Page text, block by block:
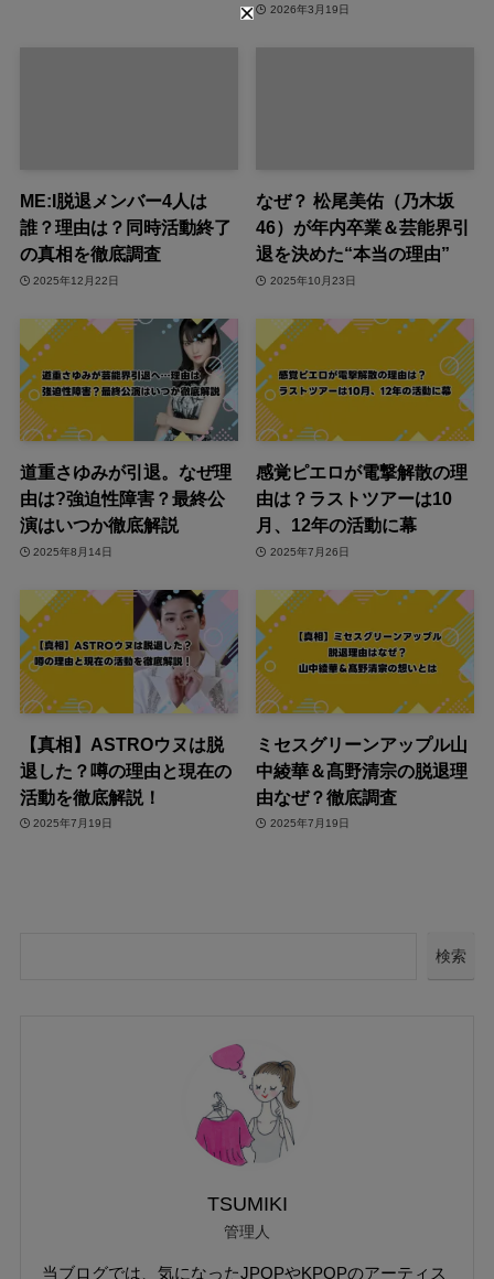
2026年3月19日
ME:I脱退メンバー4人は
誰？理由は？同時活動終了
の真相を徹底調査
2025年12月22日
なぜ？ 松尾美佑（乃木坂
46）が年内卒業＆芸能界引
退を決めた“本当の理由”
2025年10月23日
道重さゆみが引退。なぜ理
由は?強迫性障害？最終公
演はいつか徹底解説
2025年8月14日
感覚ピエロが電撃解散の理
由は？ラストツアーは10
月、12年の活動に幕
2025年7月26日
【真相】ASTROウヌは脱
退した？噂の理由と現在の
活動を徹底解説！
2025年7月19日
ミセスグリーンアップル山
中綾華＆髙野清宗の脱退理
由なぜ？徹底調査
2025年7月19日
検索
TSUMIKI
管理人
当ブログでは、気になったJPOPやKPOPのアーティス